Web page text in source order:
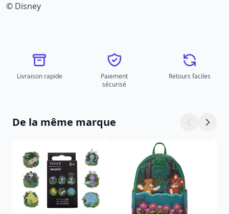
© Disney
Livraison rapide
Paiement
sécurisé
Retours faciles
De la même marque